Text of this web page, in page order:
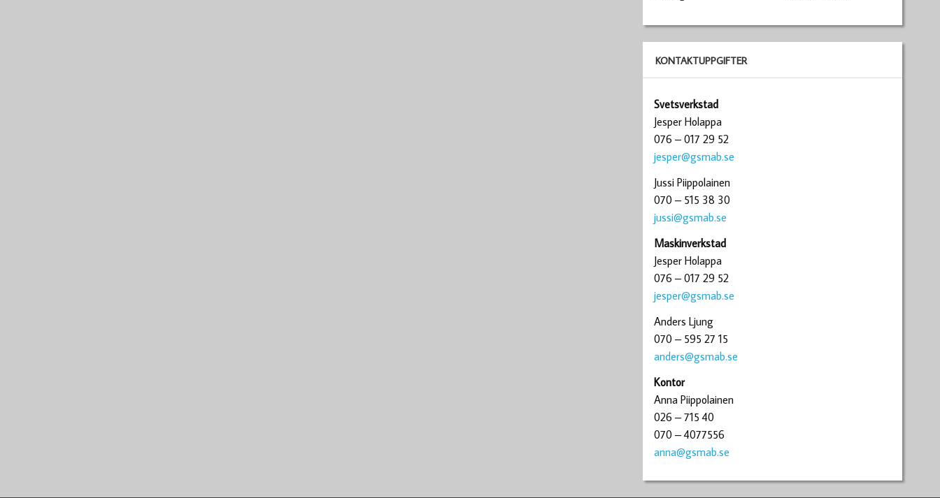
KONTAKTUPPGIFTER
Svetsverkstad
Jesper Holappa
076 – 017 29 52
jesper@gsmab.se
Jussi Piippolainen
070 – 515 38 30
jussi@gsmab.se
Maskinverkstad
Jesper Holappa
076 – 017 29 52
jesper@gsmab.se
Anders Ljung
070 – 595 27 15
anders@gsmab.se
Kontor
Anna Piippolainen
026 – 715 40
070 – 4077556
anna@gsmab.se